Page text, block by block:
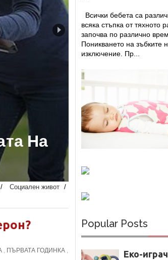
Всички бебета са
всяка стъпка от тяхното
започва по различно
Поникването на зъбките
изключение. Пр...
Popular Posts
Еко-
Да
/ Социален живот /
, ПЪРВАТА ГОДИНКА ,